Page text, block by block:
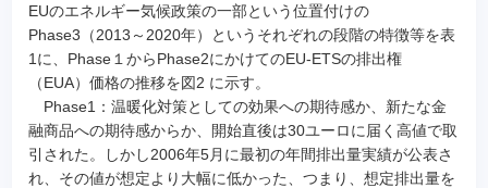
EUのエネルギー気候政策の一部という位置付けの
Phase3（2013～2020年）というそれぞれの段階の特徴等を表
1に、Phase１からPhase2にかけてのEU-ETSの排出権
（EUA）価格の推移を図2 に示す。
Phase1：温暖化対策としての効果への期待感か、新たな金
融商品への期待感からか、開始直後は30ユーロに届く高値で取
引された。しかし2006年5月に最初の年間排出量実績が公表さ
れ、その値が想定より大幅に低かった、つまり、想定排出量を